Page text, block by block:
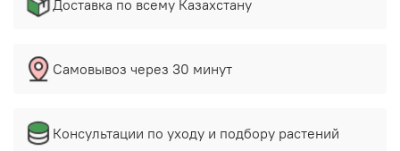
Доставка по всему Казахстану
Самовывоз через 30 минут
Консультации по уходу и подбору растений